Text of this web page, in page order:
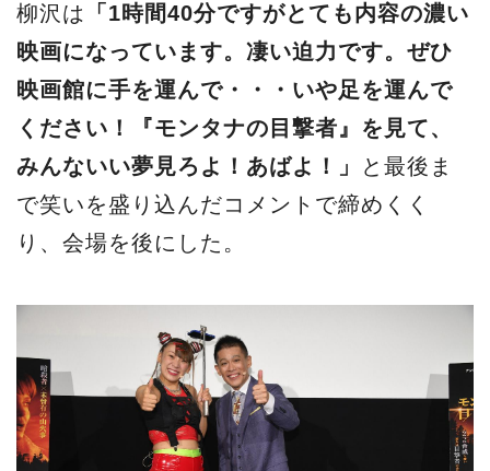
柳沢は
「1時間40分ですがとても内容の濃い
映画になっています。凄い迫力です。ぜひ
映画館に手を運んで・・・いや足を運んで
ください！『モンタナの目撃者』を見て、
みんないい夢見ろよ！あばよ！」
と最後ま
で笑いを盛り込んだコメントで締めくく
り、会場を後にした。